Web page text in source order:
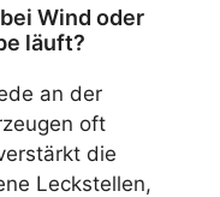
Wind oder
läuft?
an der
oft
die
Leckstellen,